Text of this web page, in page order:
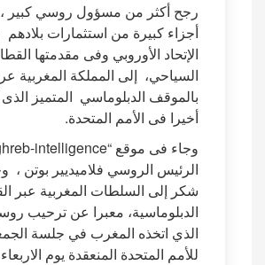
رجح أكثر من مسؤول روسي كبير ،
أجزاء كبيرة من استثمارات
الإتحاد الأوروبي وفى مقدمتها
السياحي، إلى المملكة المغربية
بالموقف الدبلوماسي المتميز الذى
أخيرا فى الأمم المتحدة.
الرئيس الروسي فلاميديير بوتن ،
شكر إلى السلطات المغربية عبر
الدبلوماسية، معبرا عن ترحيب
الذي اتخذه المغرب في جلسة
للأمم المتحدة المنعقدة يوم